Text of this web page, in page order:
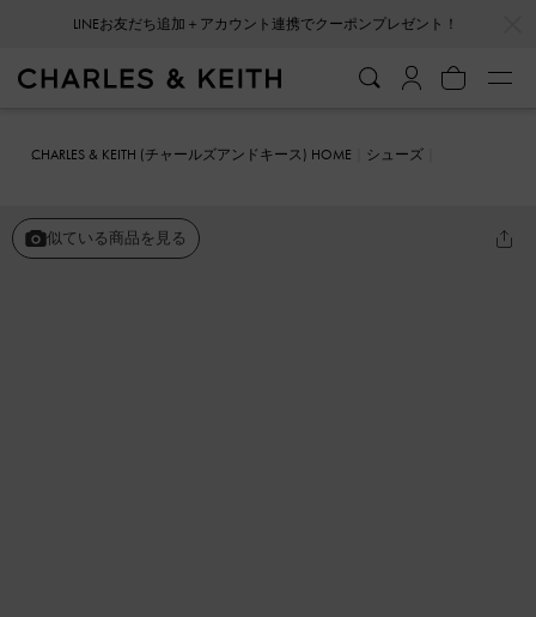
LINEお友だち追加＋アカウント連携でクーポンプレゼント！
CHARLES & KEITH (チャールズアンドキース) HOME
シューズ
似ている商品を見る